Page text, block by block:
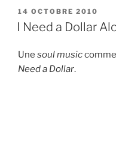
PUBLIÉ
LE
14 OCTOBRE 2010
I Need a Dollar
Une soul music
Need a Dollar.